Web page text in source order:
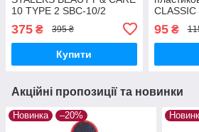
10 TYPE 2 SBC-10/2
інструмент Сталекс
375 ₴ 395 ₴
Купити
CLASSIC
10-1
для
95₴
Акційні пропозиції та новинки
Новинка –20%